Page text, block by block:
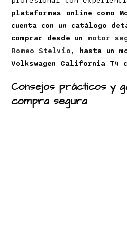
plataformas online como
cuenta con un catálogo
comprar desde un motor
Romeo Stelvio, hasta un
Volkswagen California T4
Consejos prácticos y
compra segura